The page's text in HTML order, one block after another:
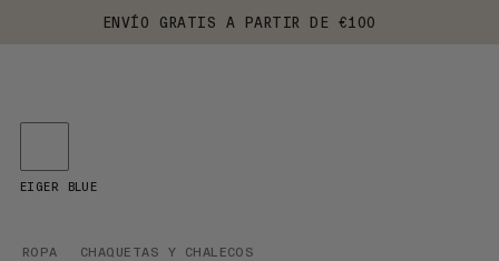
ENVÍO GRATIS A PARTIR DE €100
ROPA CHAQUETAS Y CHALECOS
EIGER BLUE